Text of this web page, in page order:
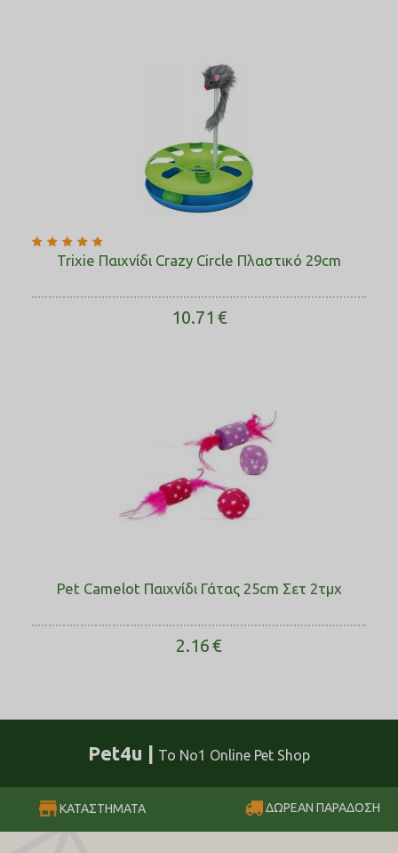
Trixie Παιχνίδι Crazy Circle Πλαστικό 29cm
10.71 €
Pet Camelot Παιχνίδι Γάτας 25cm Σετ 2τμχ
2.16€
Pet4u | Το No1 Online Pet Shop
ΚΑΤΑΣΤΗΜΑΤΑ ΔΩΡΕΑΝ ΠΑΡΑΔΟΣΗ